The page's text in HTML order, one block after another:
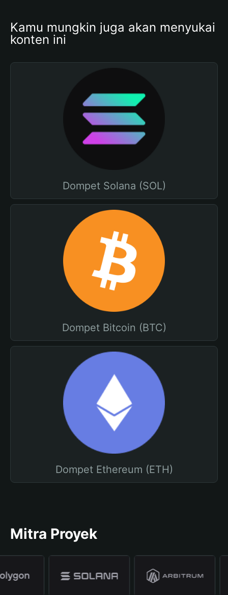
Kamu mungkin juga akan menyukai
konten ini
Dompet Solana (SOL)
Dompet Bitcoin (BTC)
Dompet Ethereum (ETH)
Mitra Proyek